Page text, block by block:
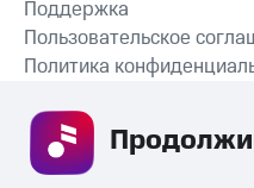
СКАЧАТЬ
Поддержка
Пользовательское
Политика